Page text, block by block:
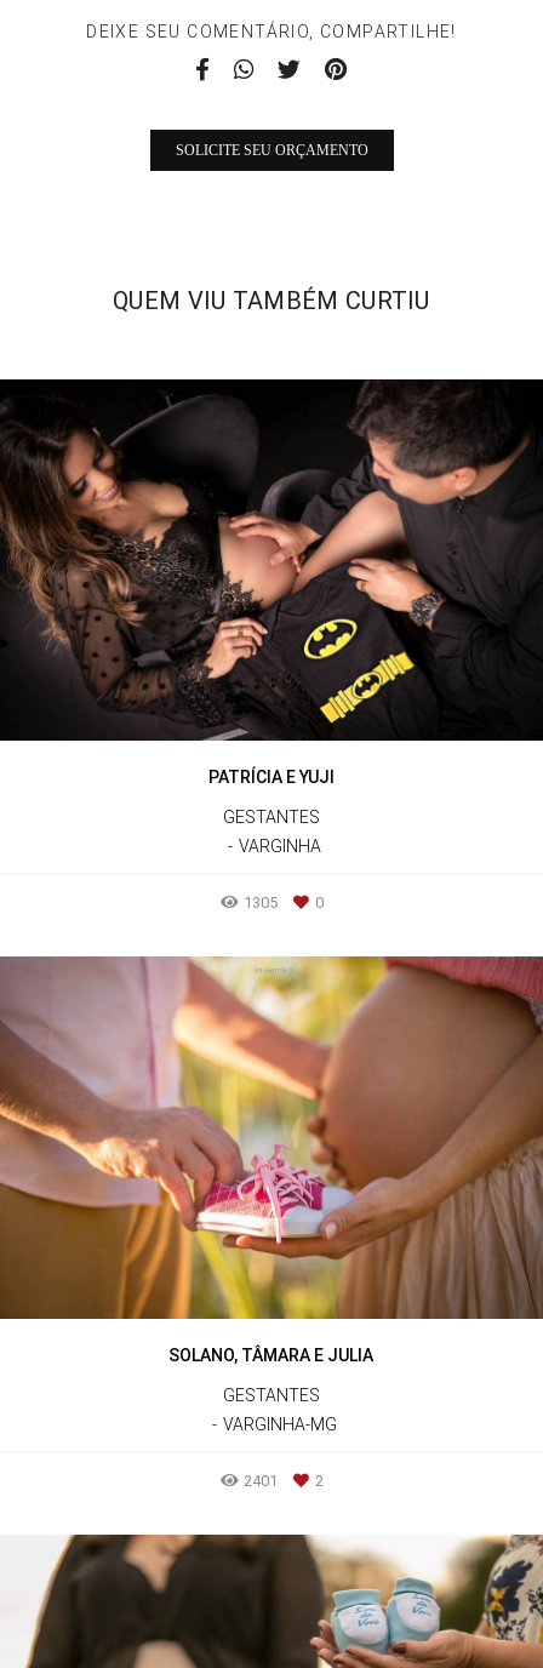
DEIXE SEU COMENTÁRIO, COMPARTILHE!
SOLICITE SEU ORÇAMENTO
QUEM VIU TAMBÉM CURTIU
PATRÍCIA E YUJI
GESTANTES
VARGINHA
1305 0
SOLANO, TÂMARA E JULIA
GESTANTES
VARGINHA-MG
2401 2